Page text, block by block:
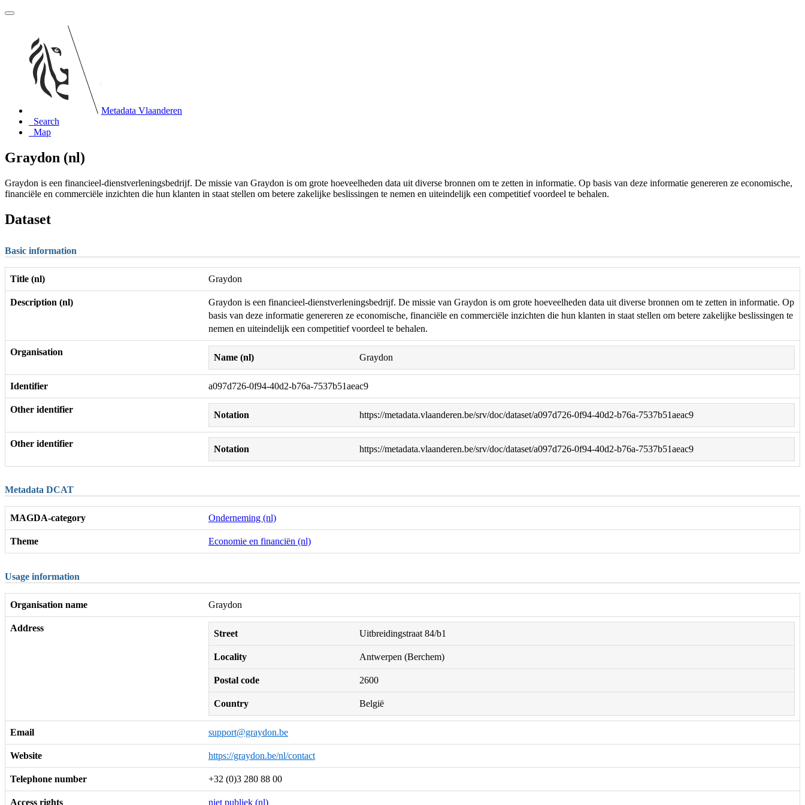
Metadata Vlaanderen
Search
Map
Graydon (nl)
Graydon is een financieel-dienstverleningsbedrijf. De missie van Graydon is om grote hoeveelheden data uit diverse bronnen om te zetten in informatie. Op basis van deze informatie genereren ze economische,
financiële en commerciële inzichten die hun klanten in staat stellen om betere zakelijke beslissingen te nemen en uiteindelijk een competitief voordeel te behalen.
Dataset
Basic information
Title (nl) Graydon
Description (nl)
Graydon is een financieel-dienstverleningsbedrijf. De missie van Graydon is om grote hoeveelheden data uit diverse bronnen om te zetten in informatie. Op
basis van deze informatie genereren ze economische, financiële en commerciële inzichten die hun klanten in staat stellen om betere zakelijke beslissingen te
nemen en uiteindelijk een competitief voordeel te behalen.
Organisation
Name (nl) Graydon
Identifier a097d726-0f94-40d2-b76a-7537b51aeac9
Other identifier
Notation https://metadata.vlaanderen.be/srv/doc/dataset/a097d726-0f94-40d2-b76a-7537b51aeac9
Other identifier
Notation https://metadata.vlaanderen.be/srv/doc/dataset/a097d726-0f94-40d2-b76a-7537b51aeac9
Metadata DCAT
MAGDA-category Onderneming (nl)
Theme Economie en financiën (nl)
Usage information
Organisation name Graydon
Address
Street Uitbreidingstraat 84/b1
Locality Antwerpen (Berchem)
Postal code 2600
Country België
Email support@graydon.be
Website https://graydon.be/nl/contact
Telephone number +32 (0)3 280 88 00
Access rights niet publiek (nl)